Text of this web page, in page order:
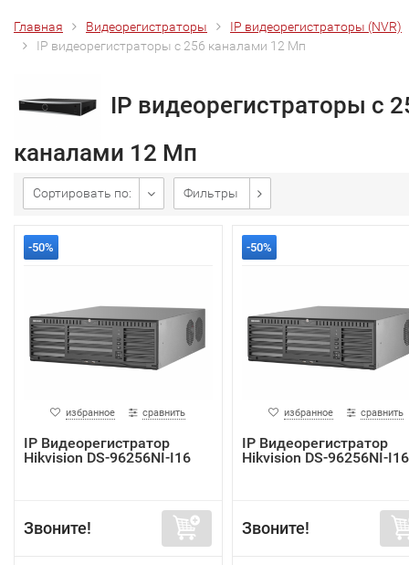
Главная Видеорегистраторы
IP видеорегистраторы (NVR)
IP видеорегистраторы с 256 каналами 12 Мп
IP видеорегистраторы с
каналами 12 Мп
Сортировать по: Фильтры
-50%
избранное сравнить
IP Видеорегистратор
Hikvision DS-96256NI-I16
Звоните!
-50%
избранное сравнить
IP Видеорегистратор
Hikvision DS-96256NI-
Звоните!